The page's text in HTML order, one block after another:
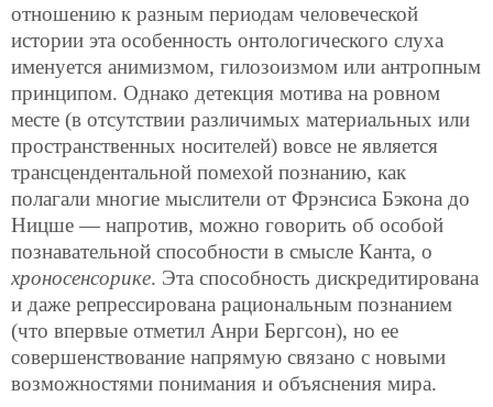
отношению к разным периодам человеческой
истории эта особенность онтологического слуха
именуется анимизмом, гилозоизмом или антропным
принципом. Однако детекция мотива на ровном
месте (в отсутствии различимых материальных или
пространственных носителей) вовсе не является
трансцендентальной помехой познанию, как
полагали многие мыслители от Фрэнсиса Бэкона до
Ницше — напротив, можно говорить об особой
познавательной способности в смысле Канта, о
хроносенсорике. Эта способность дискредитирована
и даже репрессирована рациональным познанием
(что впервые отметил Анри Бергсон), но ее
совершенствование напрямую связано с новыми
возможностями понимания и объяснения мира.